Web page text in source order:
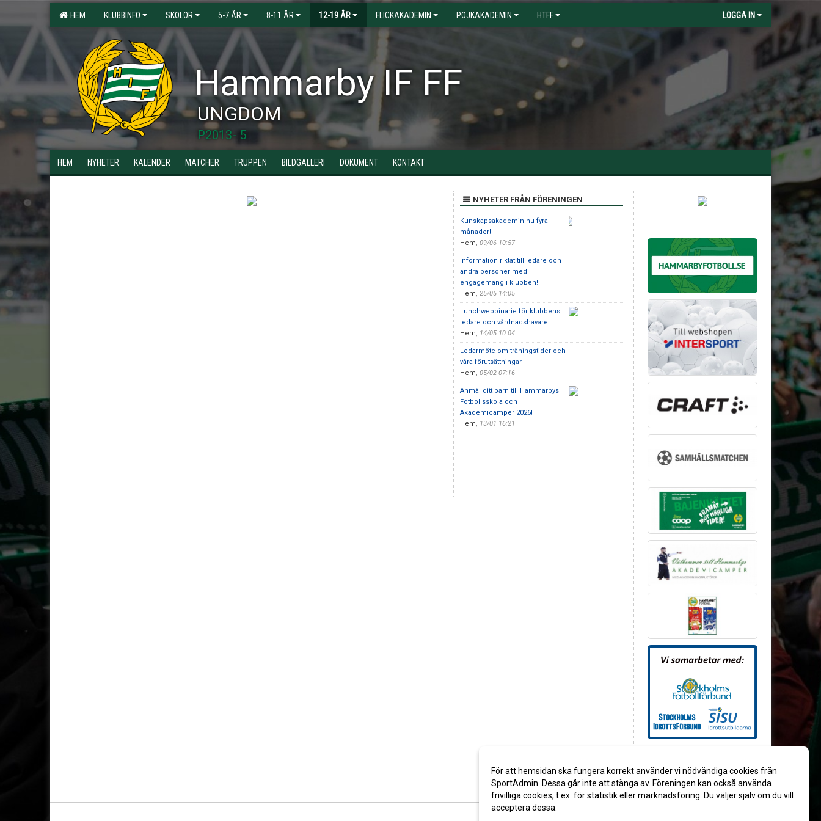
HEM KLUBBINFO SKOLOR 5-7 ÅR 8-11 ÅR 12-19 ÅR FLICKAKADEMIN POJKAKADEMIN HTFF LOGGA IN
Hammarby IF FF
UNGDOM
P2013- 5
HEM NYHETER KALENDER MATCHER TRUPPEN BILDGALLERI DOKUMENT KONTAKT
NYHETER FRÅN FÖRENINGEN
Kunskapsakademin nu fyra
månader!
Hem, 09/06 10:57
Information riktat till ledare och
andra personer med
engagemang i klubben!
Hem, 25/05 14:05
Lunchwebbinarie för klubbens
ledare och vårdnadshavare
Hem, 14/05 10:04
Ledarmöte om träningstider och
våra förutsättningar
Hem, 05/02 07:16
Anmäl ditt barn till Hammarbys
Fotbollsskola och
Akademicamper 2026!
Hem, 13/01 16:21
För att hemsidan ska fungera korrekt använder vi nödvändiga cookies från
SportAdmin. Dessa går inte att stänga av. Föreningen kan också använda
frivilliga cookies, t.ex. för statistik eller marknadsföring. Du väljer själv om du vill
acceptera dessa.